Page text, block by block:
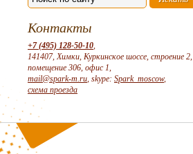
Контакты
+7 (495) 128-50-10,
141407, Химки, Куркинское шоссе, строение 2,
помещение 306, офис 1,
mail@spark-m.ru, skype: Spark_moscow,
схема проезда